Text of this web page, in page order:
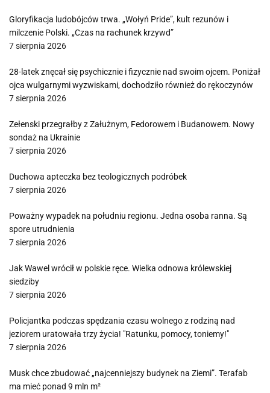
Gloryfikacja ludobójców trwa. „Wołyń Pride”, kult rezunów i
milczenie Polski. „Czas na rachunek krzywd”
7 sierpnia 2026
28-latek znęcał się psychicznie i fizycznie nad swoim ojcem. Poniżał
ojca wulgarnymi wyzwiskami, dochodziło również do rękoczynów
7 sierpnia 2026
Zełenski przegrałby z Załużnym, Fedorowem i Budanowem. Nowy
sondaż na Ukrainie
7 sierpnia 2026
Duchowa apteczka bez teologicznych podróbek
7 sierpnia 2026
Poważny wypadek na południu regionu. Jedna osoba ranna. Są
spore utrudnienia
7 sierpnia 2026
Jak Wawel wrócił w polskie ręce. Wielka odnowa królewskiej
siedziby
7 sierpnia 2026
Policjantka podczas spędzania czasu wolnego z rodziną nad
jeziorem uratowała trzy życia! "Ratunku, pomocy, toniemy!"
7 sierpnia 2026
Musk chce zbudować „najcenniejszy budynek na Ziemi”. Terafab
ma mieć ponad 9 mln m²